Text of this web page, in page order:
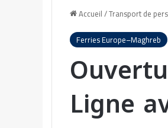
Accueil/Transport de
Ferries Europe–Maghreb
Ligne